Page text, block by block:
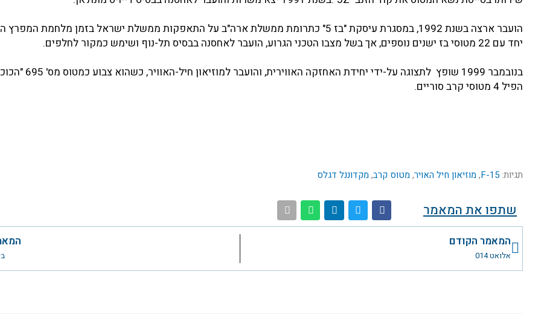
הועבר ארצה בשנת 1992, במסגרת עיסקת "בז 5" כתרומת ממשלת ארה"ב על התאפקות ממשלת ישראל בזמן מלחמת
יחד עם 22 מטוסי בז ישנים נוספים, אך בשל מצבו הטכני הגרוע, הועבר לאחסנה בבסיס תל-נוף ושימש כמקור לחלפים.
בנובמבר 1999 שופץ לתצוגה על-ידי יחידת
הפיל 4 מטוסי קרב סוריים.
תגיות: F-15
,מוזיאון חיל האויר,מטוס קרב,מקדוננל דגלס
שתפו את המאמר
קודם
המאמר הקודם
אלואט 014 בי